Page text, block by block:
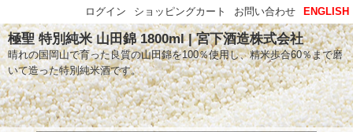
極聖 特別純米 山田錦 1800ml | 宮下酒造株式会社
晴れの国岡山で育った良質の山田錦を100％使用し、精米歩合60％まで磨
いて造った特別純米酒です。
ENGLISH
お問い合わせ
ショッピングカート
ログイン